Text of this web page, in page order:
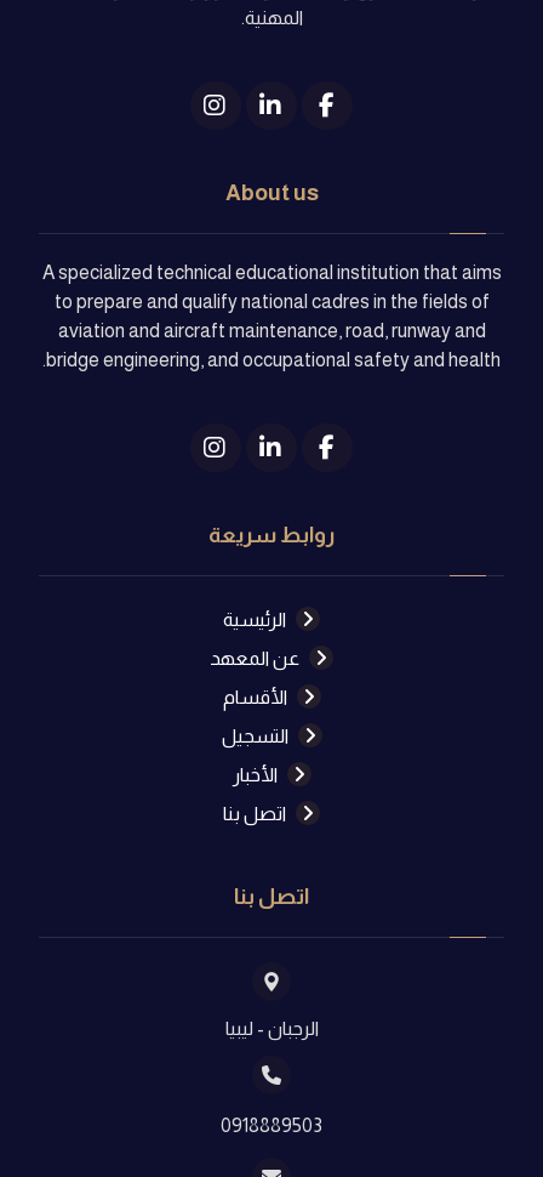
المهنية.
About us
A specialized technical educational institution that aims
to prepare and qualify national cadres in the fields of
aviation and aircraft maintenance, road, runway and
bridge engineering, and occupational safety and health.
روابط سريعة
الرئيسية
عن المعهد
الأقسام
التسجيل
الأخبار
اتصل بنا
اتصل بنا
الرجبان - ليبيا
0918889503